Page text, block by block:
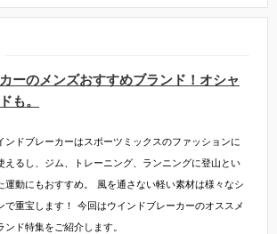
ーのメンズおすすめブランド！オシャ
も。
ンドブレーカーはスポーツミックスのファッションに
えるし、ジム、トレーニング、ランニングに登山とい
運動にもおすすめ。
風を通さない軽い素材は様々なシ
で重宝します！
今回はウインドブレーカーのオススメ
ンド特集をご紹介します。